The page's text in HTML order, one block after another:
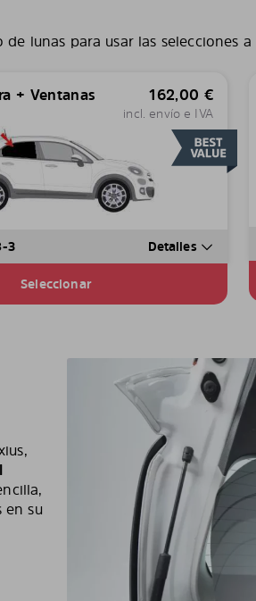
lunas para usar las selecciones
+ Ventanas
162,00 €
incl. envío e IVA
3 Detalles
Seleccionar
en su